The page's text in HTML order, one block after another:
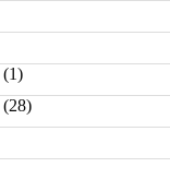
(1)
(28)